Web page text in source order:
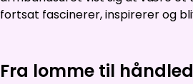
fortsat fascinerer, inspirerer og
Fra lomme til håndled